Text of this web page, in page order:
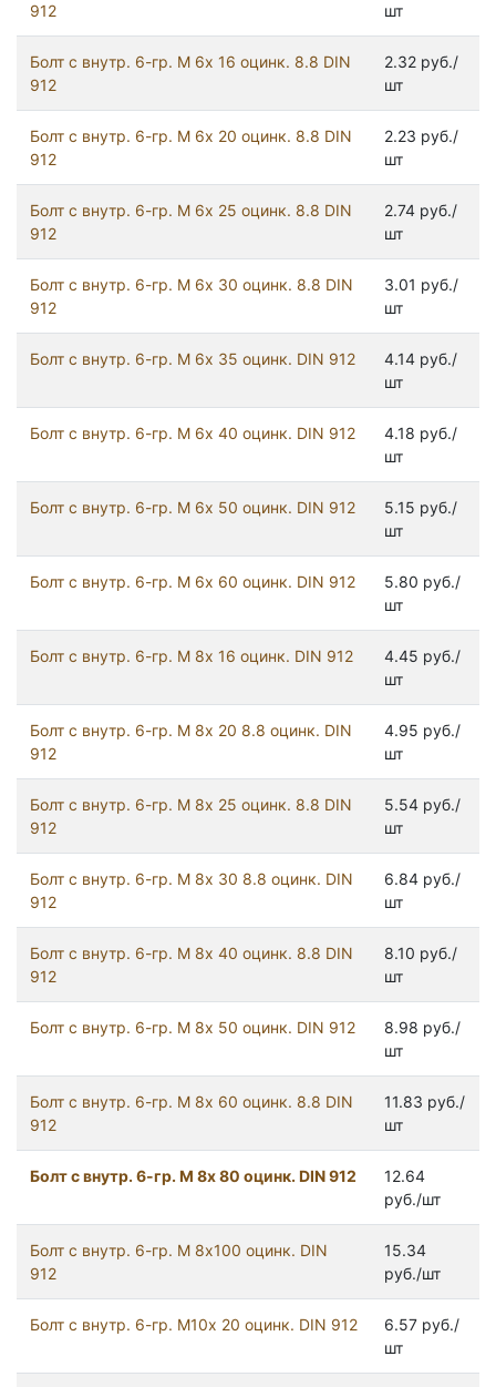
912
шт
Болт с внутр. 6-гр. М 6х 16 оцинк. 8.8 DIN
912
2.32 руб./
шт
Болт с внутр. 6-гр. М 6х 20 оцинк. 8.8 DIN
912
2.23 руб./
шт
Болт с внутр. 6-гр. М 6х 25 оцинк. 8.8 DIN
912
2.74 руб./
шт
Болт с внутр. 6-гр. М 6х 30 оцинк. 8.8 DIN
912
3.01 руб./
шт
Болт с внутр. 6-гр. М 6х 35 оцинк. DIN 912
4.14 руб./
шт
Болт с внутр. 6-гр. М 6х 40 оцинк. DIN 912
4.18 руб./
шт
Болт с внутр. 6-гр. М 6х 50 оцинк. DIN 912
5.15 руб./
шт
Болт с внутр. 6-гр. М 6х 60 оцинк. DIN 912
5.80 руб./
шт
Болт с внутр. 6-гр. М 8х 16 оцинк. DIN 912
4.45 руб./
шт
Болт с внутр. 6-гр. М 8х 20 8.8 оцинк. DIN
912
4.95 руб./
шт
Болт с внутр. 6-гр. М 8х 25 оцинк. 8.8 DIN
912
5.54 руб./
шт
Болт с внутр. 6-гр. М 8х 30 8.8 оцинк. DIN
912
6.84 руб./
шт
Болт с внутр. 6-гр. М 8х 40 оцинк. 8.8 DIN
912
8.10 руб./
шт
Болт с внутр. 6-гр. М 8х 50 оцинк. DIN 912
8.98 руб./
шт
Болт с внутр. 6-гр. М 8х 60 оцинк. 8.8 DIN
912
11.83 руб./
шт
Болт с внутр. 6-гр. М 8х 80 оцинк. DIN 912
12.64
руб./шт
Болт с внутр. 6-гр. М 8х100 оцинк. DIN
912
15.34
руб./шт
Болт с внутр. 6-гр. М10х 20 оцинк. DIN 912
6.57 руб./
шт